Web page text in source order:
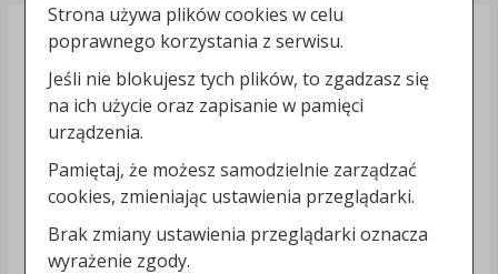
Strona używa plików cookies w celu
poprawnego korzystania z serwisu.
Jeśli nie blokujesz tych plików, to zgadzasz się
na ich użycie oraz zapisanie w pamięci
urządzenia.
Pamiętaj, że możesz samodzielnie zarządzać
cookies, zmieniając ustawienia przeglądarki.
Brak zmiany ustawienia przeglądarki oznacza
wyrażenie zgody.